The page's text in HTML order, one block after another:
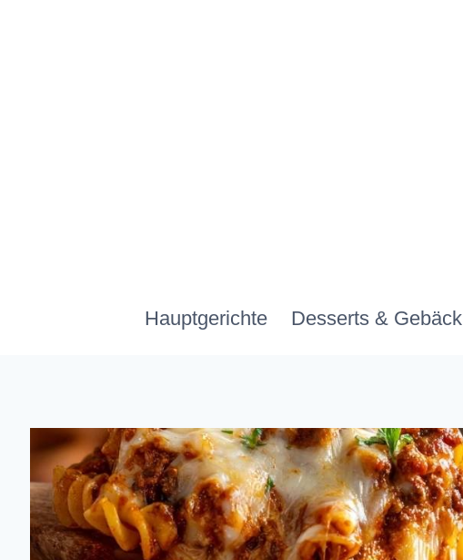
Hauptgerichte Desserts & Gebäck